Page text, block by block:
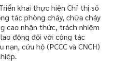
khai thực hiện Chỉ thị số
tác phòng cháy, chữa cháy
cao nhận thức, trách nhiệm
động đối với công tác
cứu hộ (PCCC và CNCH)